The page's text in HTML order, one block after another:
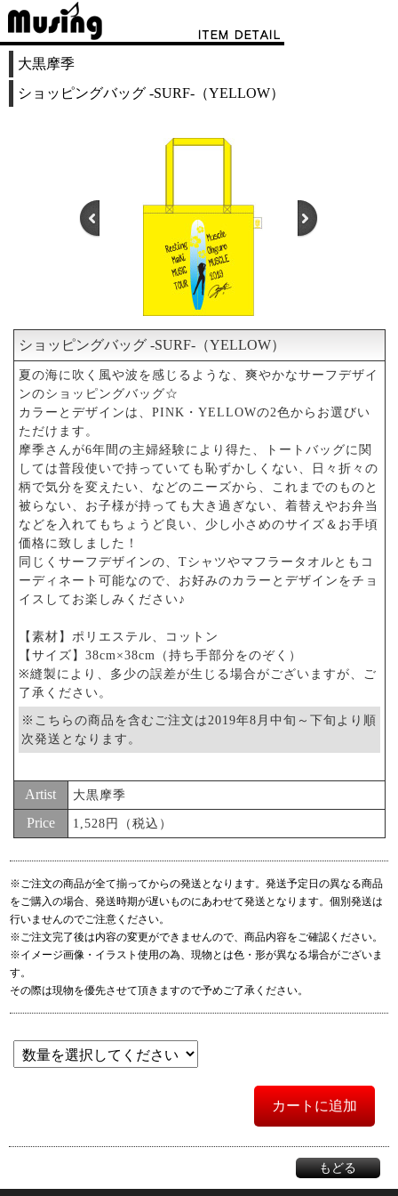
大黒摩季
ショッピングバッグ -SURF-（YELLOW）
ショッピングバッグ -SURF-（YELLOW）
夏の海に吹く風や波を感じるような、爽やかなサーフデザイ
ンのショッピングバッグ☆
カラーとデザインは、PINK・YELLOWの2色からお選びい
ただけます。
摩季さんが6年間の主婦経験により得た、トートバッグに関
しては普段使いで持っていても恥ずかしくない、日々折々の
柄で気分を変えたい、などのニーズから、これまでのものと
被らない、お子様が持っても大き過ぎない、着替えやお弁当
などを入れてもちょうど良い、少し小さめのサイズ＆お手頃
価格に致しました！
同じくサーフデザインの、Tシャツやマフラータオルともコ
ーディネート可能なので、お好みのカラーとデザインをチョ
イスしてお楽しみください♪
【素材】ポリエステル、コットン
【サイズ】38cm×38cm（持ち手部分をのぞく）
※縫製により、多少の誤差が生じる場合がございますが、ご
了承ください。
※こちらの商品を含むご注文は2019年8月中旬～下旬より順
次発送となります。
Artist 大黒摩季
Price 1,528円（税込）
※ご注文の商品が全て揃ってからの発送となります。発送予定日の異なる商品
をご購入の場合、発送時期が遅いものにあわせて発送となります。個別発送は
行いませんのでご注意ください。
※ご注文完了後は内容の変更ができませんので、商品内容をご確認ください。
※イメージ画像・イラスト使用の為、現物とは色・形が異なる場合がございま
す。
その際は現物を優先させて頂きますので予めご了承ください。
カートに追加
もどる